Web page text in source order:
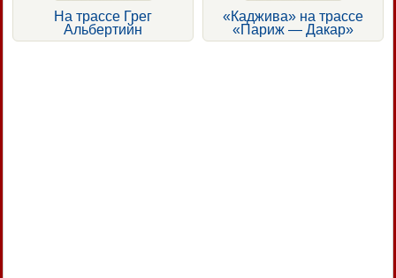
На трассе Грег
Альбертийн
«Каджива» на трассе
«Париж — Дакар»